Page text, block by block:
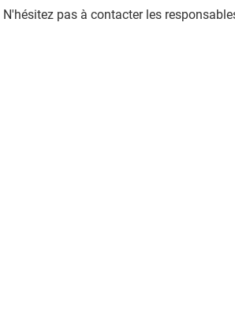
N'hésitez pas à contacter les